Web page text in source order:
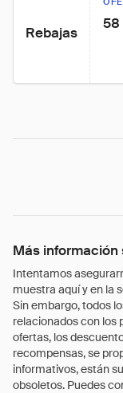
Rebajas
58
Más información
Intentamos
muestra aquí y en la
Sin embargo, todos
relacionados con los
ofertas, los
recompensas, se
informativos, están
obsoletos. Puedes